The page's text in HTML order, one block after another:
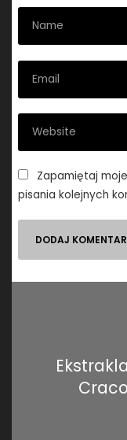
Zapamiętaj
pisania kolejnych